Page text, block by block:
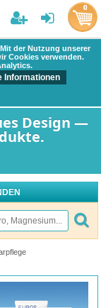
der Nutzung unserer
Cookies verwenden.
Informationen
Design —
0